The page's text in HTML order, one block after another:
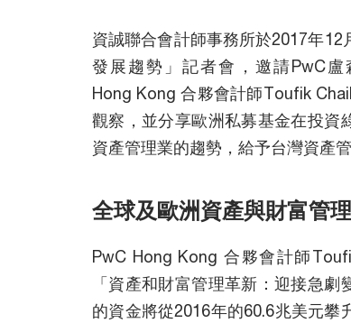
資誠聯合會計師事務所於2017年
發展趨勢」記者會，邀請PwC
Hong Kong 合夥會計師Toufik
觀察，並分享歐洲私募基金在投資
資產管理業的趨勢，給予台灣資產管
全球及歐洲資產與財富管
PwC Hong Kong 合夥會計師
「資產和財富管理革新：迎接急
的資金將從2016年的60.6兆美元攀